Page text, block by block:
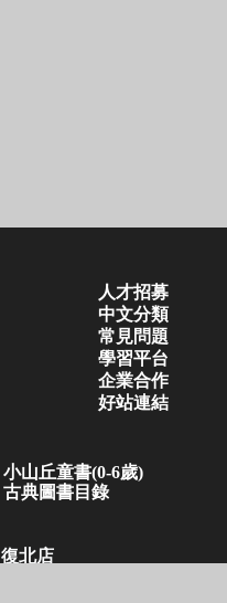
人才招募
中文分類
常見問題
學習平台
企業合作
好站連結
小山丘童書(0-6歲)
古典圖書目錄
復北店